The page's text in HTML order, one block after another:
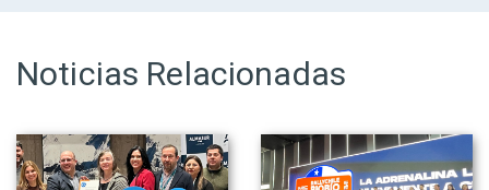
Noticias Relacionadas